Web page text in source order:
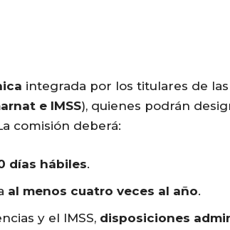
integrada por los titulares de
e IMSS), quienes podrán
comisión deberá:
días hábiles.
al menos cuatro veces al año.
y el IMSS, disposiciones